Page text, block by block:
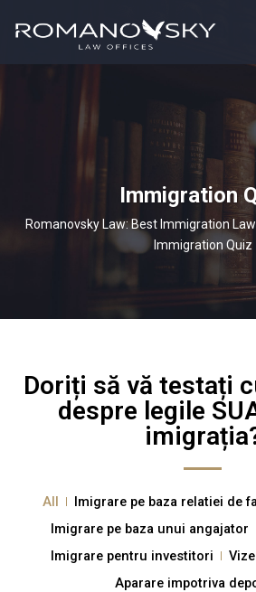
Immigration
Romanovsky Law: Best Immigration
Immigration Quiz
Doriți să vă testați
despre legile
All Imigrare pe baza relatiei de
Imigrare pe baza unui angajator
Imigrare pentru investitori
Aparare impotriva